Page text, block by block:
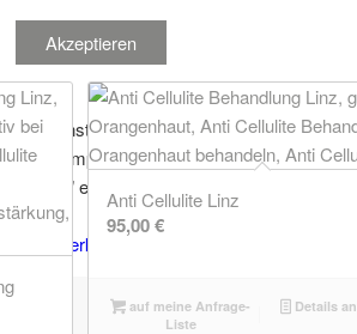
Anti Cellulite Linz
95,00€
auf meine Anfrage-
Liste
Details
Akzeptieren
Einstellungen kann in den
und Impressum durch Klick auf
erfolgen.